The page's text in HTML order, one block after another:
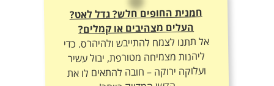
חמנית החופים חלש? גדל לאט?
העלים מצהיבים או קמלים?
אל תתנו לצמח להתייבש ולהיהרס. כדי
ליהנות מצמיחה מטורפת, יבול עשיר
ועלוקה ירוקה – חובה להתאים לו את